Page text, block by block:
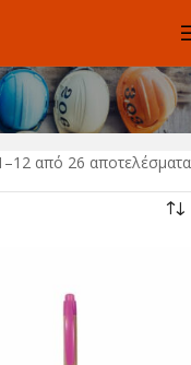
από 26 αποτελέσματα